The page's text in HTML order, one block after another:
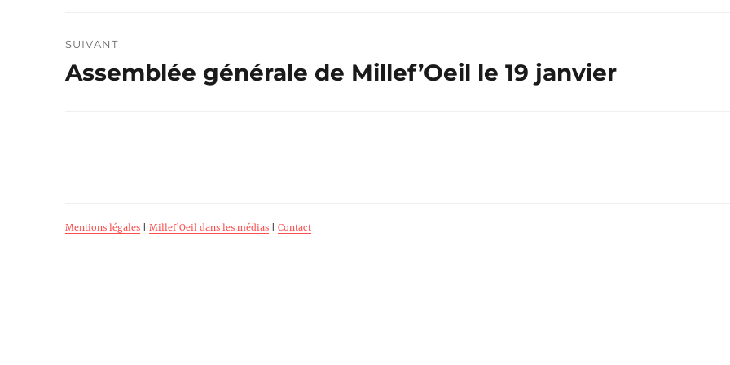
SUIVANT
Publication
Assemblée générale de Millef’Oeil le 19 janvier
Mentions légales |Millef’Oeil dans les médias |Contact